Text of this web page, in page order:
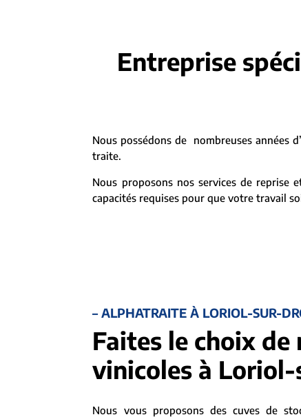
Entreprise
Nous possédons de nombreuses années
traite.
Nous proposons nos services de reprise
capacités requises pour que votre travail
– ALPHATRAITE À LORIOL-SUR-
Faites le choix de
vinicoles à
Nous vous proposons des cuves de